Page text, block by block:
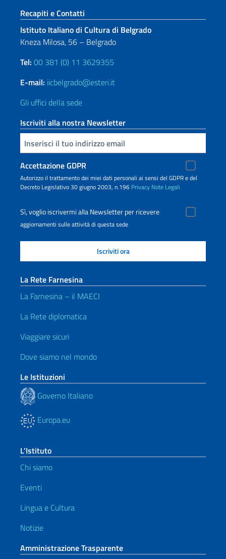
Sezione footer
Recapiti e Contatti
Istituto Italiano di Cultura di Belgrado
Kneza Milosa, 56 – Belgrado
Tel: 00 381 (0) 11 3629355
E-mail: iicbelgrado@esteri.it
Gli uffici della sede
Iscriviti alla nostra Newsletter
Inserisci la tua email
Accettazione GDPR
Autorizzo il trattamento dei miei dati personali ai sensi del GDPR e del
Decreto Legislativo 30 giugno 2003, n.196 Privacy Note Legali
Sì, voglio iscrivermi alla Newsletter per ricevere
aggiornamenti sulle attività di questa sede
La Rete Farnesina
La Farnesina – il MAECI
La Rete diplomatica
Viaggiare sicuri
Dove siamo nel mondo
Le Istituzioni
Governo Italiano
Europa.eu
L’Istituto
Chi siamo
Eventi
Lingua e Cultura
Notizie
Amministrazione Trasparente